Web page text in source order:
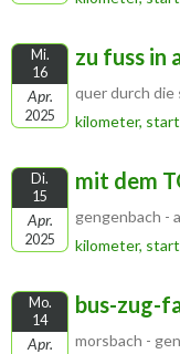
Mi.
16
Apr.
2025
zu fuss in
quer durch die
kilometer, start
Di.
15
Apr.
2025
mit dem
gengenbach -
kilometer, start
Mo.
14
Apr.
bus-zug-
morsbach -